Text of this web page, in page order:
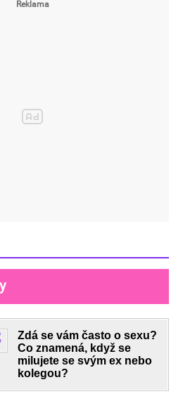
Zdá se vám často o sexu?
Co znamená, když se
milujete se svým ex nebo
kolegou?